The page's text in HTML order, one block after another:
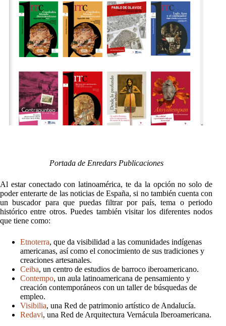
Portada de Enredars Publicaciones
Al estar conectado con latinoamérica, te da la opción no solo de
poder enterarte de las noticias de España, si no también cuenta con
un buscador para que puedas filtrar por país, tema o periodo
histórico entre otros. Puedes también visitar los diferentes nodos
que tiene como:
Etnoterra, que da visibilidad a las comunidades indígenas
americanas, así como el conocimiento de sus tradiciones y
creaciones artesanales.
Ceiba, un centro de estudios de barroco iberoamericano.
Contempo, un aula latinoamericana de pensamiento y
creación contemporáneos con un taller de búsquedas de
empleo.
Visibilia, una Red de patrimonio artístico de Andalucía.
Redavi, una Red de Arquitectura Vernácula Iberoamericana.